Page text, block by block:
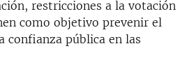
restricciones a la votación
como objetivo prevenir el
confianza pública en las